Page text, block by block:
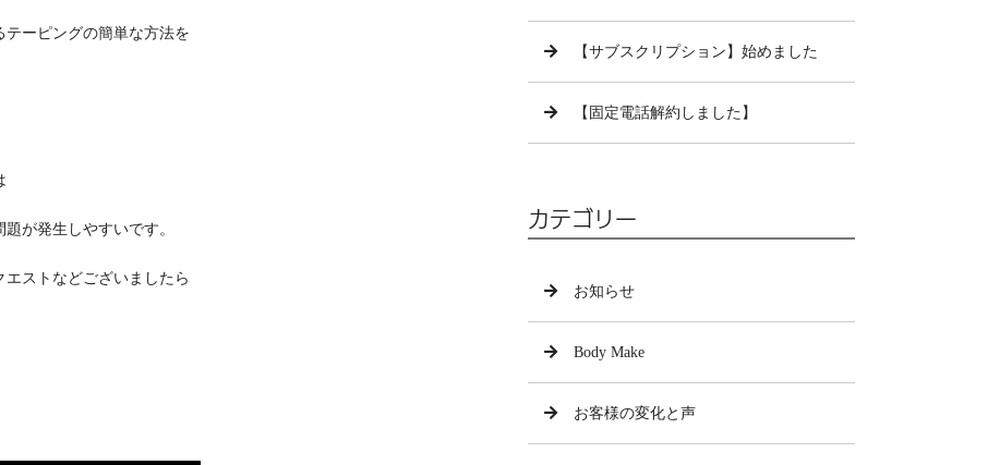
ーピングの簡単な方法を
が発生しやすいです。
ストなどございましたら
【サブスクリプション】始めました
【固定電話解約しました】
カテゴリー
お知らせ
Body Make
お客様の変化と声